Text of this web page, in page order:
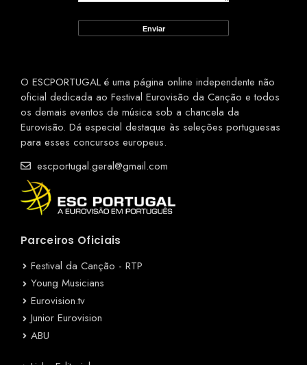
O ESCPORTUGAL é uma página online independente não
oficial dedicada ao Festival Eurovisão da Canção e todos
os demais eventos de música sob a chancela da
Eurovisão. Dá especial destaque às seleções portuguesas
para esses concursos europeus.
escportugal.geral@gmail.com
Parceiros Oficiais
Festival da Canção - RTP
Young Musicians
Eurovision.tv
Junior Eurovision
ABU